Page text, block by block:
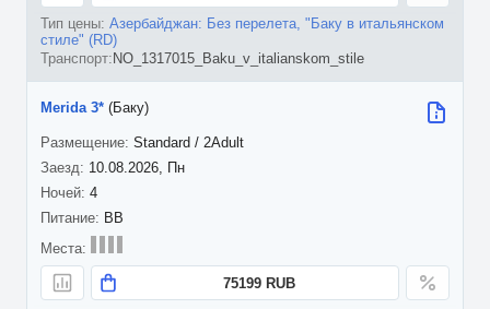
Азербайджан: Без перелета, "Баку в итальянском
стиле" (RD)
NO_1317015_Baku_v_italianskom_stile
10.08.2026, Пн
4
Merida 3* (Баку)
Standard / 2Adult
BB
75199 RUB